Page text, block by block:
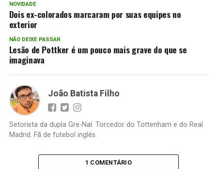
NOVIDADE
Dois ex-colorados marcaram por suas equipes no
exterior
NÃO DEIXE PASSAR
Lesão de Pottker é um pouco mais grave do que se
imaginava
João Batista Filho
Setorista da dupla Gre-Nal. Torcedor do Tottenham e do Real
Madrid. Fã de futebol inglês.
1 COMENTÁRIO